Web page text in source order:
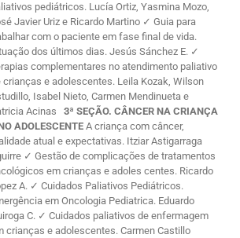
pediátricos. Lucía Ortiz, Yasmina Mozo,
Javier Uriz e Ricardo Martino ✓ Guia para
com o paciente em fase final de vida.
dos últimos dias. Jesús Sánchez E. ✓
complementares no atendimento paliativo
crianças e adolescentes. Leila Kozak, Wilson
Isabel Nieto, Carmen Mendinueta e
Acinas3ª SEÇÃO. CÂNCER NA CRIANÇA
ADOLESCENTE A criança com câncer,
atual e expectativas. Itziar Astigarraga
✓ Gestão de complicações de tratamentos
em crianças e adoles centes. Ricardo
A. ✓ Cuidados Paliativos Pediátricos.
em Oncologia Pediatrica. Eduardo
C. ✓ Cuidados paliativos de enfermagem
crianças e adolescentes. Carmen Castillo